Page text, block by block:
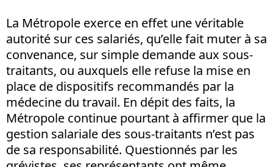
La Métropole exerce en effet une véritable
autorité sur ces salariés, qu’elle fait muter à sa
convenance, sur simple demande aux sous-
traitants, ou auxquels elle refuse la mise en
place de dispositifs recommandés par la
médecine du travail. En dépit des faits, la
Métropole continue pourtant à affirmer que la
gestion salariale des sous-traitants n’est pas
de sa responsabilité. Questionnés par les